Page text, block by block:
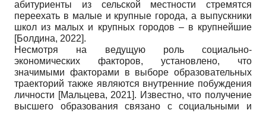
абитуриенты из сельской местности стремятся
переехать в малые и крупные города, а выпускники
школ из малых и крупных городов – в крупнейшие
[Болдина, 2022].
Несмотря на ведущую роль социально-
экономических факторов, установлено, что
значимыми факторами в выборе образовательных
траекторий также являются внутренние побуждения
личности [Мальцева, 2021]. Известно, что получение
высшего образования связано с социальными и